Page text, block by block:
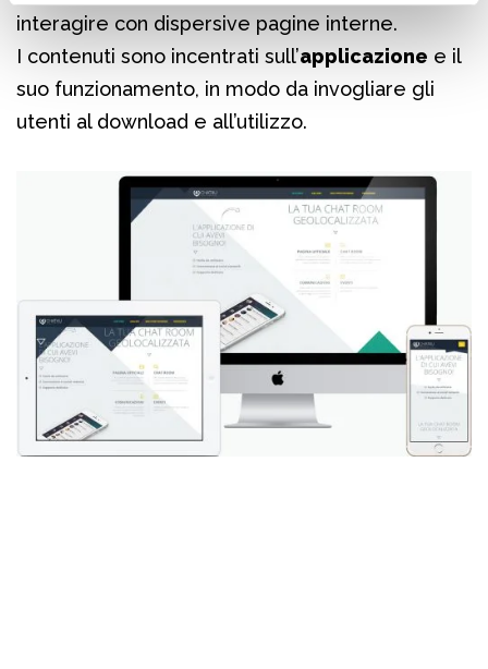
interagire con dispersive pagine interne.
I contenuti sono incentrati sull’applicazione e il
suo funzionamento, in modo da invogliare gli
utenti al download e all’utilizzo.